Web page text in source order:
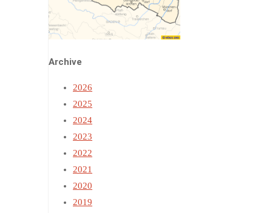
Archive
2026
2025
2024
2023
2022
2021
2020
2019